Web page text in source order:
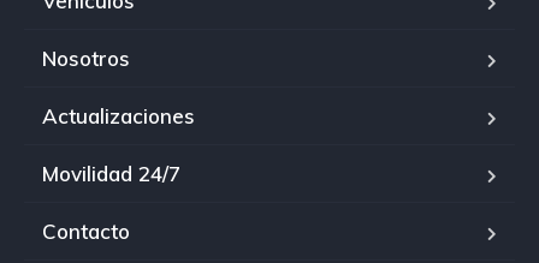
Nosotros
Actualizaciones
Movilidad 24/7
Contacto